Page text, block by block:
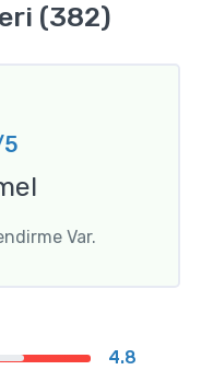
(382)
Var.
4.8